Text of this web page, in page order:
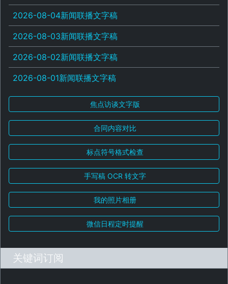
2026-08-04新闻联播文字稿
2026-08-03新闻联播文字稿
2026-08-02新闻联播文字稿
2026-08-01新闻联播文字稿
焦点访谈文字版
合同内容对比
标点符号格式检查
手写稿 OCR 转文字
我的照片相册
微信日程定时提醒
关键词订阅